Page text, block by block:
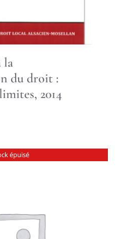
la
du droit :
2014
épuisé